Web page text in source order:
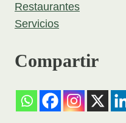
Restaurantes
Servicios
Compartir